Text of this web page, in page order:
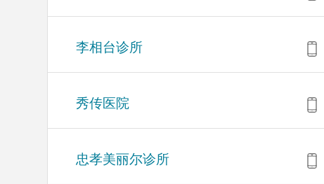
李相台诊所
秀传医院
忠孝美丽尔诊所